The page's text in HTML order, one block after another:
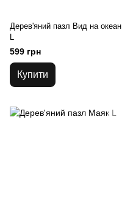
Дерев'яний пазл Вид на океан
L
599 грн
Купити